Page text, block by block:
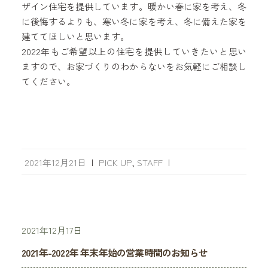
ザイン住宅を提供しています。暖かい春に家を考え、冬
に後悔するよりも、寒い冬に家を考え、冬に備えた家を
建ててほしいと思います。
2022年もご希望以上の住宅を提供していきたいと思い
ますので、お家づくりのわからないをお気軽にご相談し
てください。
2021年12月21日 | PICK UP, STAFF |
2021年12月17日
2021年-2022年 年末年始の営業時間のお知らせ